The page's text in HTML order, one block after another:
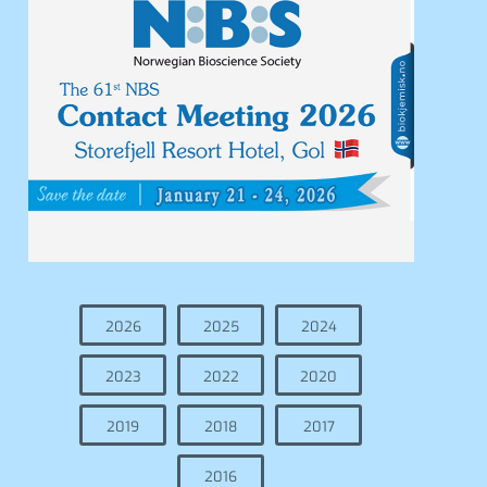
2026 2025 2024
2023 2022 2020
2019 2018 2017
2016